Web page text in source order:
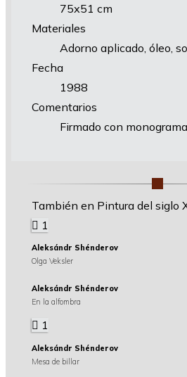
75х51 cm
Materiales
Adorno aplicado, óleo,
Fecha
1988
Comentarios
Firmado con monograma.
También en Pintura del siglo
1
Aleksándr Shénderov
Olga Veksler
Aleksándr Shénderov
En la alfombra
1
Aleksándr Shénderov
Mesa de billar